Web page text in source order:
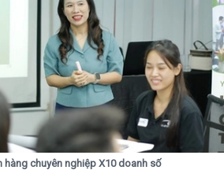
hàng chuyên nghiệp X10 doanh số